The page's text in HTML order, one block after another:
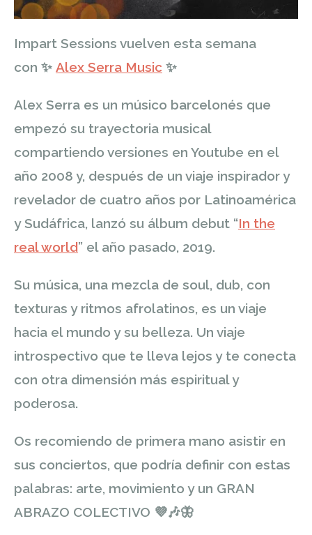
Impart Sessions vuelven esta semana
con ✨ Alex Serra Music ✨
Alex Serra es un músico barcelonés que
empezó su trayectoria musical
compartiendo versiones en Youtube en el
año 2008 y, después de un viaje inspirador y
revelador de cuatro años por Latinoamérica
y Sudáfrica, lanzó su álbum debut “In the
real world” el año pasado, 2019.
Su música, una mezcla de soul, dub, con
texturas y ritmos afrolatinos, es un viaje
hacia el mundo y su belleza. Un viaje
introspectivo que te lleva lejos y te conecta
con otra dimensión más espiritual y
poderosa.
Os recomiendo de primera mano asistir en
sus conciertos, que podría definir con estas
palabras: arte, movimiento y un GRAN
ABRAZO COLECTIVO 💜🎶🦋